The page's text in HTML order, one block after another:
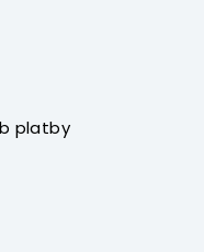
platby